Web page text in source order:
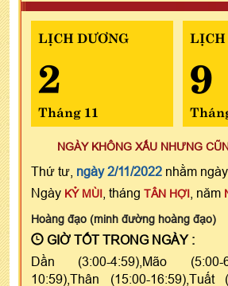
LỊCH DƯƠNG
2
Tháng 11
LỊCH
9
NGÀY KHÔNG XẤU NHƯNG
Thứ tư, ngày 2/11/2022 nhằm ngày
Ngày KỶ MÙI , tháng TÂN HỢI , năm
Hoàng đạo (minh đường hoàng đạo)
GIỜ TỐT TRONG NGÀY :
Dần (3:00-4:59),Mão (5:00-
10:59),Thân (15:00-16:59),Tuất